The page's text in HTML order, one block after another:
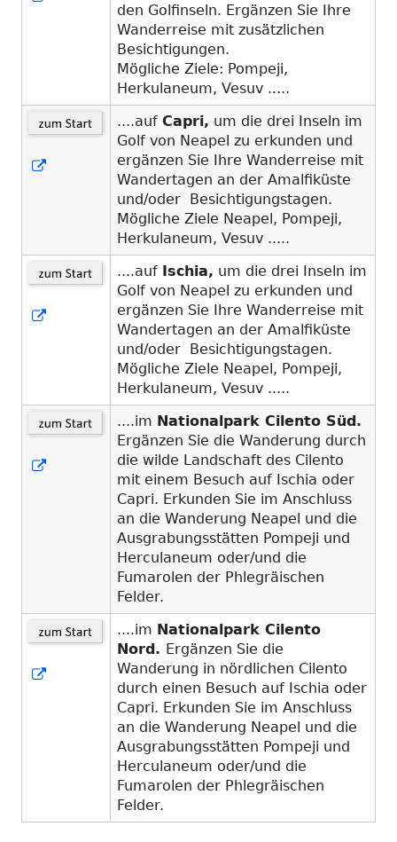
den Golfinseln. Ergänzen Sie Ihre
Wanderreise mit zusätzlichen
Besichtigungen.
Mögliche Ziele: Pompeji,
Herkulaneum, Vesuv .....
....auf Capri, um die drei Inseln im
Golf von Neapel zu erkunden und
ergänzen Sie Ihre Wanderreise mit
Wandertagen an der Amalfiküste
und/oder Besichtigungstagen.
Mögliche Ziele Neapel, Pompeji,
Herkulaneum, Vesuv .....
....auf Ischia, um die drei Inseln im
Golf von Neapel zu erkunden und
ergänzen Sie Ihre Wanderreise mit
Wandertagen an der Amalfiküste
und/oder Besichtigungstagen.
Mögliche Ziele Neapel, Pompeji,
Herkulaneum, Vesuv .....
....im Nationalpark Cilento Süd.
Ergänzen Sie die Wanderung durch
die wilde Landschaft des Cilento
mit einem Besuch auf Ischia oder
Capri. Erkunden Sie im Anschluss
an die Wanderung Neapel und die
Ausgrabungsstätten Pompeji und
Herculaneum oder/und die
Fumarolen der Phlegräischen
Felder.
....im Nationalpark Cilento
Nord. Ergänzen Sie die
Wanderung in nördlichen Cilento
durch einen Besuch auf Ischia oder
Capri. Erkunden Sie im Anschluss
an die Wanderung Neapel und die
Ausgrabungsstätten Pompeji und
Herculaneum oder/und die
Fumarolen der Phlegräischen
Felder.